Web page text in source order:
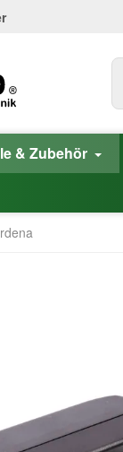
& Zubehör